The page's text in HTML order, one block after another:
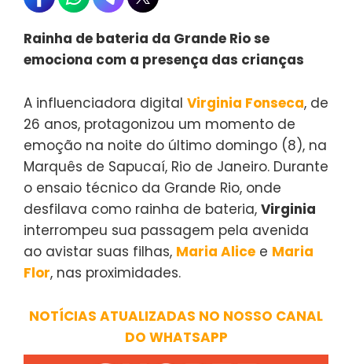
Rainha de bateria da Grande Rio se
emociona com a presença das crianças
A influenciadora digital Virginia Fonseca, de
26 anos, protagonizou um momento de
emoção na noite do último domingo (8), na
Marquês de Sapucaí, Rio de Janeiro. Durante
o ensaio técnico da Grande Rio, onde
desfilava como rainha de bateria, Virginia
interrompeu sua passagem pela avenida
ao avistar suas filhas, Maria Alice e Maria
Flor, nas proximidades.
NOTÍCIAS ATUALIZADAS NO NOSSO CANAL
DO WHATSAPP